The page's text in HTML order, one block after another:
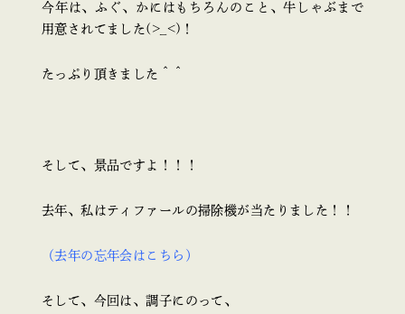
今年は、ふぐ、かにはもちろんのこと、牛しゃぶまで
用意されてました(>_<)！
たっぷり頂きました＾＾
そして、景品ですよ！！！
去年、私はティファールの掃除機が当たりました！！
（去年の忘年会はこちら）
そして、今回は、調子にのって、